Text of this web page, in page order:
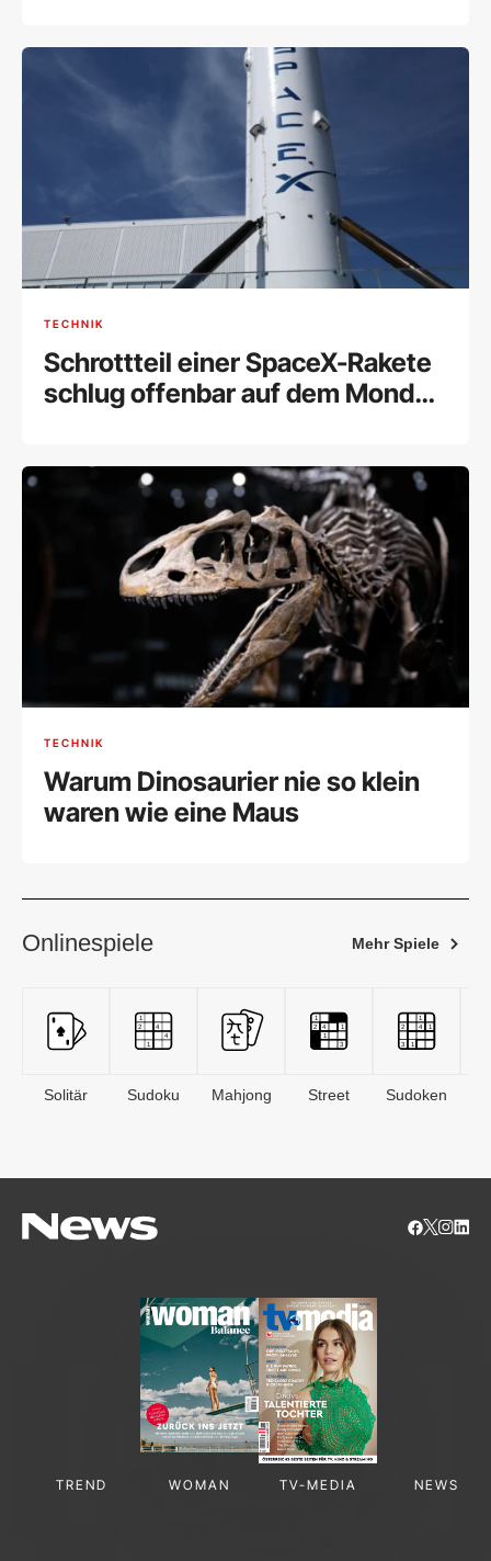
TECHNIK
Schrottteil einer SpaceX-Rakete
schlug offenbar auf dem Mond
TECHNIK
Warum Dinosaurier nie so klein
waren wie eine Maus
Onlinespiele Mehr Spiele
Solitär Sudoku Mahjong Street Sudoken
TREND WOMAN TV-MEDIA NEWS